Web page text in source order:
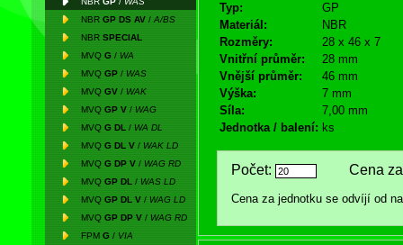
NBR GP DS AV / A/BS
NBR SPECIAL
MVQ G / WA
MVQ GP / WAS
MVQ GV / WAK
MVQ GP V / WAG
MVQ G DL / WA DL
MVQ G DL V / WAK LD
MVQ G DP V / WAG RD
MVQ GP DL / WAS LD
MVQ GP DL V / WAG LD
MVQ GP DP V / WAG RD
FPM G / VIA
Typ:
GP
Materiál:
NBR
Rozměry:
28 x 46 x 7
Vnitřní průměr:
28 mm
Vnější průměr:
46 mm
Výška:
7 mm
Síla:
7,00 mm
Jednotka / balení: ks
Počet: Cena za
Cena za jednotku se odvíjí od